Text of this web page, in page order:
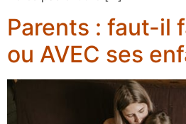
Parents : faut-il
ou AVEC ses